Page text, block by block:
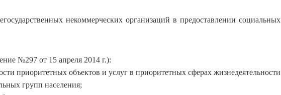
некоммерческих организаций в предоставлении социальных
№297 от 15 апреля 2014 г.):
приоритетных объектов и услуг в приоритетных сферах жизнедеятельности
групп населения;